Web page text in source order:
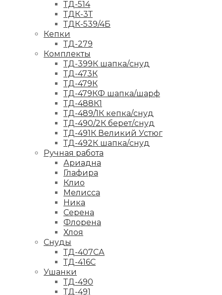
ТД-514
ТДК-3Т
ТДК-539/4Б
Кепки
ТД-279
Комплекты
ТД-399К шапка/снуд
ТД-473К
ТД-479К
ТД-479КФ шапка/шарф
ТД-488К1
ТД-489/1К кепка/снуд
ТД-490/2К берет/снуд
ТД-491К Великий Устюг
ТД-492К шапка/снуд
Ручная работа
Ариадна
Глафира
Клио
Мелисса
Ника
Серена
Флорена
Хлоя
Снуды
ТД-407СА
ТД-416С
Ушанки
ТД-490
ТД-491